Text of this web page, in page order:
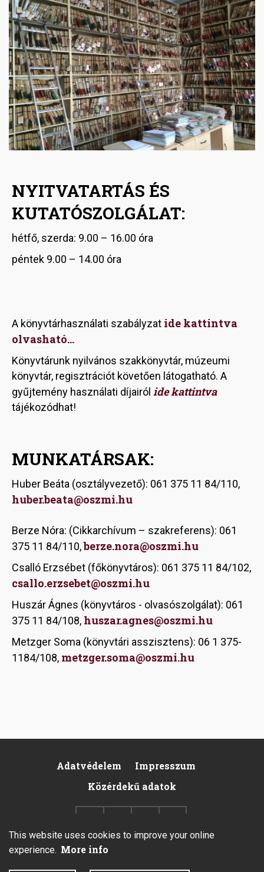
NYITVATARTÁS ÉS
KUTATÓSZOLGÁLAT:
hétfő, szerda: 9.00 – 16.00 óra
péntek 9.00 – 14.00 óra
A könyvtárhasználati szabályzat ide kattintva
olvasható...
Könyvtárunk nyilvános szakkönyvtár, múzeumi
könyvtár, regisztrációt követően látogatható. A
gyűjtemény használati díjairól ide kattintva
tájékozódhat!
MUNKATÁRSAK:
Huber Beáta (osztályvezető): 061 375 11 84/110,
huber.beata@oszmi.hu
Berze Nóra: (Cikkarchívum – szakreferens): 061
375 11 84/110,berze.nora@oszmi.hu
Csalló Erzsébet (főkönyvtáros): 061 375 11 84/102,
csallo.erzsebet@oszmi.hu
Huszár Ágnes (könyvtáros - olvasószolgálat): 061
375 11 84/108, huszar.agnes@oszmi.hu
Metzger Soma (könyvtári asszisztens): 06 1 375-
1184/108, metzger.soma@oszmi.hu
Adatvédelem
Impresszum
Közérdekű adatok
This website uses cookies to improve your online
experience. More info